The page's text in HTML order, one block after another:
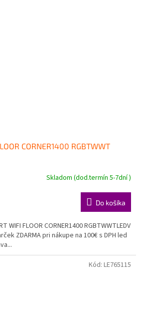
CORNER1400 RGBTWWT
Skladom (dod.termín 5-7dní )
Do košíka
WIFI FLOOR CORNER1400 RGBTWWTLEDV
ZDARMA pri nákupe na 100€ s DPH led
Kód: LE765115